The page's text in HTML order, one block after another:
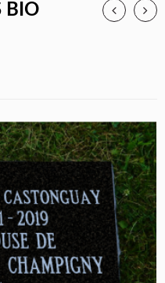
BIO